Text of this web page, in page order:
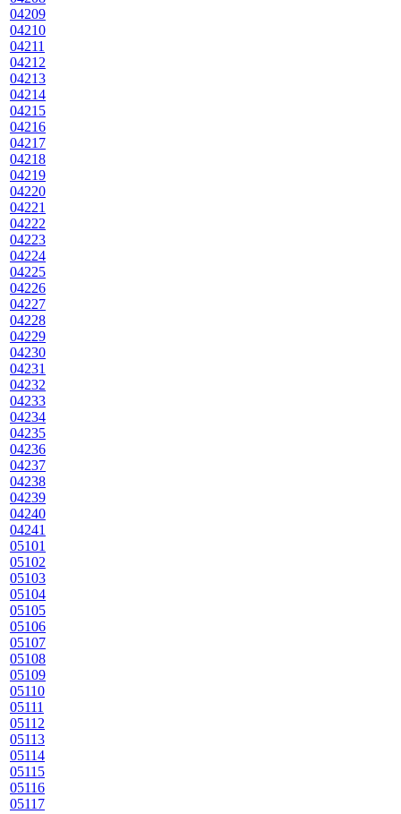
04209
04210
04211
04212
04213
04214
04215
04216
04217
04218
04219
04220
04221
04222
04223
04224
04225
04226
04227
04228
04229
04230
04231
04232
04233
04234
04235
04236
04237
04238
04239
04240
04241
05101
05102
05103
05104
05105
05106
05107
05108
05109
05110
05111
05112
05113
05114
05115
05116
05117